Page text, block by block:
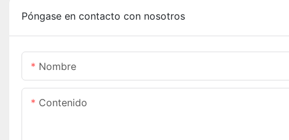
Póngase en contacto con nosotros
Nombre
Contenido